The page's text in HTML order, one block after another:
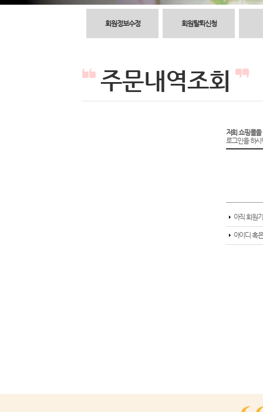
회원정보수정 회원탈퇴신청
주문내역조회
저희 쇼핑몰
로그인을 하
아직 회원
아이디 혹